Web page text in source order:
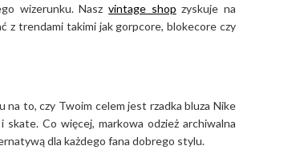
wizerunku. Naszvintage shop zyskuje na
z trendami takimi jak gorpcore, blokecore czy
na to, czy Twoim celem jest rzadka bluza Nike
Co więcej, markowa odzież archiwalna
dla każdego fana dobrego stylu.